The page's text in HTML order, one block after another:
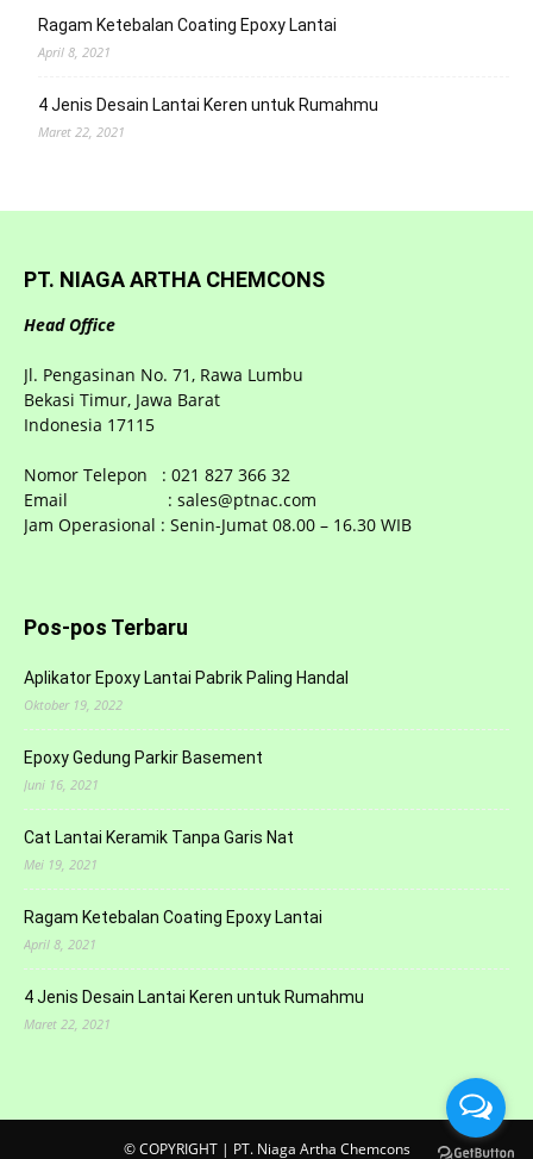
Ragam Ketebalan Coating Epoxy Lantai
April 8, 2021
4 Jenis Desain Lantai Keren untuk Rumahmu
Maret 22, 2021
PT. NIAGA ARTHA CHEMCONS
Head Office
Jl. Pengasinan No. 71, Rawa Lumbu
Bekasi Timur, Jawa Barat
Indonesia 17115
Nomor Telepon : 021 827 366 32
Email : sales@ptnac.com
Jam Operasional : Senin-Jumat 08.00 – 16.30 WIB
Pos-pos Terbaru
Aplikator Epoxy Lantai Pabrik Paling Handal
Oktober 19, 2022
Epoxy Gedung Parkir Basement
Juni 16, 2021
Cat Lantai Keramik Tanpa Garis Nat
Mei 19, 2021
Ragam Ketebalan Coating Epoxy Lantai
April 8, 2021
4 Jenis Desain Lantai Keren untuk Rumahmu
Maret 22, 2021
© COPYRIGHT | PT. Niaga Artha Chemcons